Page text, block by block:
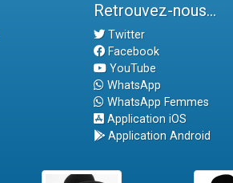
Retrouvez-nous...
Twitter
Facebook
YouTube
WhatsApp
WhatsApp Femmes
Application iOS
Application Android